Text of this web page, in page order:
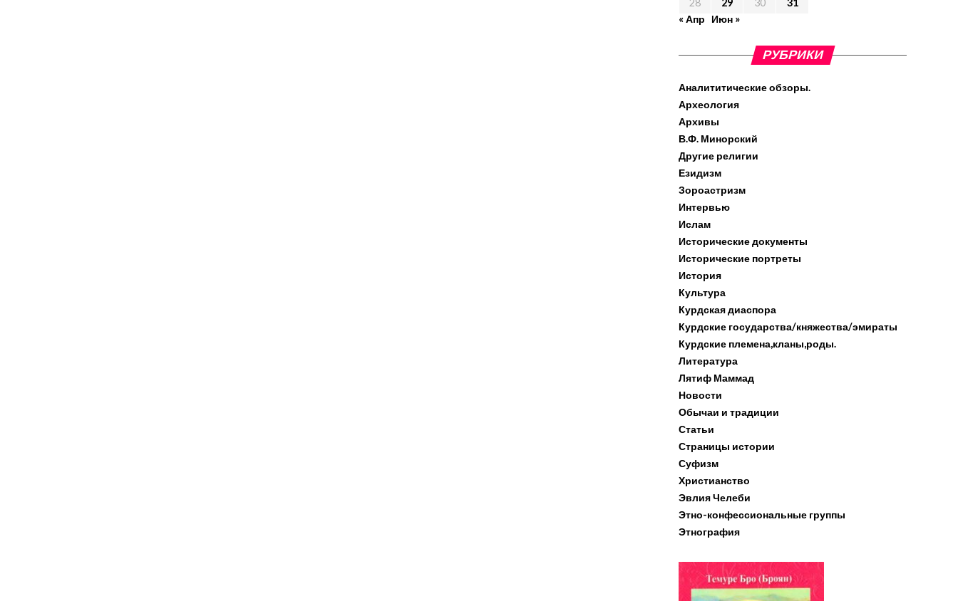
28
29 30
31
« Апр
Июн »
РУБРИКИ
Аналититические обзоры.
Археология
Архивы
В.Ф. Минорский
Другие религии
Езидизм
Зороастризм
Интервью
Ислам
Исторические документы
Исторические портреты
История
Культура
Курдская диаспора
Курдские государства/княжества/эмираты
Курдские племена,кланы,роды.
Литература
Лятиф Маммад
Новости
Обычаи и традиции
Статьи
Страницы истории
Суфизм
Христианство
Эвлия Челеби
Этно-конфессиональные группы
Этнография